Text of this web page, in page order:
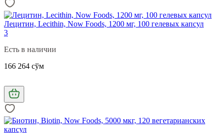
Лецитин, Lecithin, Now Foods, 1200 мг, 100 гелевых капсул
3
Есть в наличии
166 264 сўм